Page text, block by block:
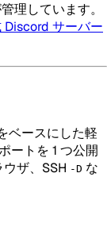
理しています。
Discord サーバー
ベースにした軽
ートを 1 つ公開
ザ、SSH -D な